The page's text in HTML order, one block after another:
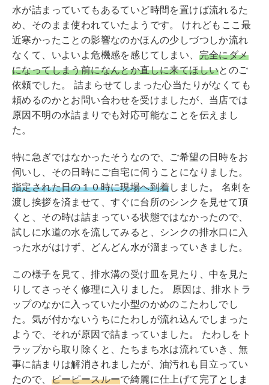
水が詰まっていてもあるていど時間を置けば流れるた
め、そのまま使われていたようです。 けれどもここ最
近寒かったことの影響なのかほんの少しづつしか流れ
なくて、いよいよ危機感を感じてしまい、 完全にダメ
になってしまう前になんとか直しに来てほしいとのご
依頼でした。 詰まらせてしまった心当たりがなくても
頼めるのかとお問い合わせを受けましたが、当店では
原因不明の水詰まりでも対応可能なことを伝えまし
た。
特に急ぎではなかったそうなので、ご希望の日時をお
伺いし、その日時にご自宅に伺うことになりました。
指定された日の１０時に現場へ到着しました。 名刺を
渡し挨拶を済ませて、すぐに台所のシンクを見せて頂
くと、その時は詰まっている状態ではなかったので、
試しに水道の水を流してみると、シンクの排水口に入
った水がはけず、どんどん水が溜まっていきました。
この様子を見て、排水溝の受け皿を見たり、中を見た
りしてさっそく修理に入りました。 原因は、排水トラ
ップのなかに入っていた小型のかめのこたわしでし
た。気が付かないうちにたわしが流れ込んでしまった
ようで、それが原因で詰まっていました。 たわしをト
ラップから取り除くと、たちまち水は流れていき、無
事に詰まりは解消されましたが、油汚れも目立ってい
たので、 ピーピースルーで綺麗に仕上げて完了としま